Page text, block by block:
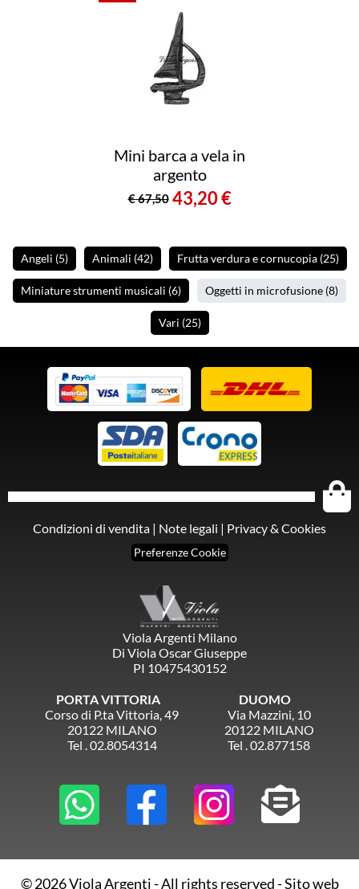
Mini barca a vela in
argento
€ 67,50 43,20 €
Angeli (5) Animali (42) Frutta verdura e cornucopia (25)
Miniature strumenti musicali (6) Oggetti in microfusione (8)
Vari (25)
Condizioni di vendita | Note legali | Privacy & Cookies
Preferenze Cookie
Viola Argenti Milano
Di Viola Oscar Giuseppe
PI 10475430152
PORTA VITTORIA
Corso di P.ta Vittoria, 49
20122 MILANO
Tel . 02.8054314
DUOMO
Via Mazzini, 10
20122 MILANO
Tel . 02.877158
© 2026 Viola Argenti - All rights reserved -Sito web